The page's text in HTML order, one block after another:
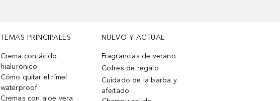
TEMAS PRINCIPALES
Crema con ácido
hialurónico
Cómo quitar el rímel
waterproof
Cremas con aloe vera
NUEVO Y ACTUAL
Fragrancias de verano
Cofres de regalo
Cuidado de la barba y
afeitado